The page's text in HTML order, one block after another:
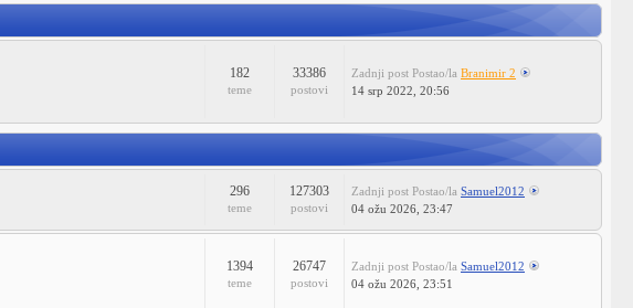
182
teme
33386
postovi
Zadnji post Postao/la Branimir 2
14 srp 2022, 20:56
296
teme
127303
postovi
Zadnji post Postao/la Samuel2012
04 ožu 2026, 23:47
1394
teme
26747
postovi
Zadnji post Postao/la Samuel2012
04 ožu 2026, 23:51